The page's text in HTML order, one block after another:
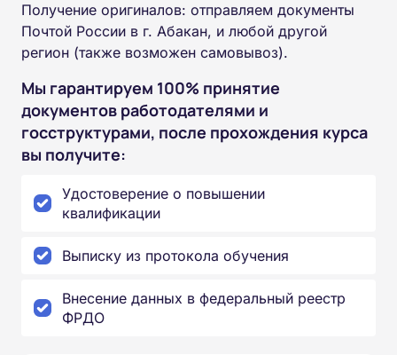
Получение оригиналов: отправляем документы
Почтой России в г. Абакан, и любой другой
регион (также возможен самовывоз).
Мы гарантируем 100% принятие
документов работодателями и
госструктурами, после прохождения курса
вы получите:
Удостоверение о повышении
квалификации
Выписку из протокола обучения
Внесение данных в федеральный реестр
ФРДО